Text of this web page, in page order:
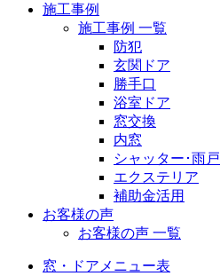
施工事例
施工事例 一覧
防犯
玄関ドア
勝手口
浴室ドア
窓交換
内窓
シャッター･雨戸
エクステリア
補助金活用
お客様の声
お客様の声 一覧
窓・ドアメニュー表